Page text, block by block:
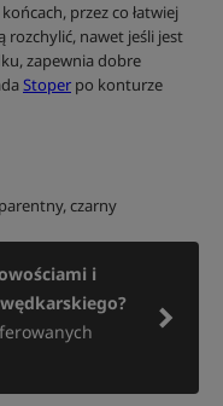
przez co łatwiej
rozchylić, nawet jeśli jest
zapewnia dobre
Stoper po konturze
czarny
i